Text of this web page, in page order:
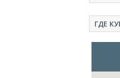
ГДЕ